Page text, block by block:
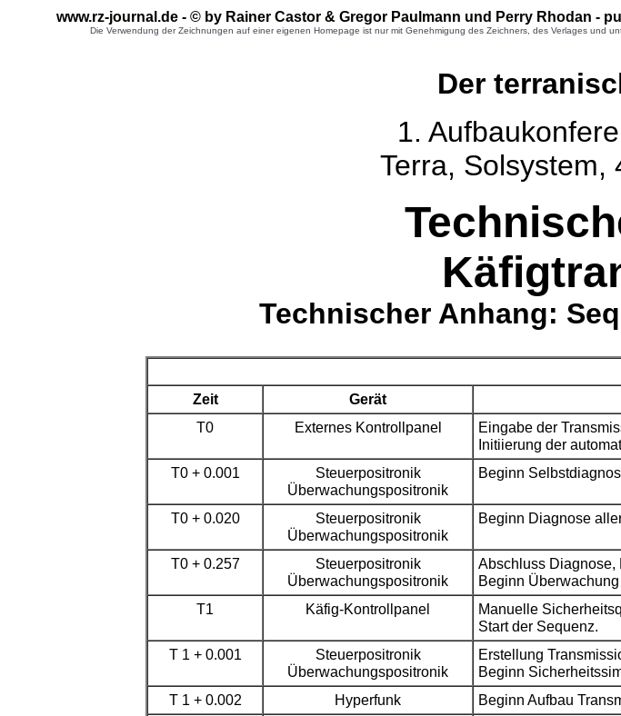
www.rz-journal.de - © by Rainer Castor & Gregor Paulmann und Perry Rhodan -
Die Verwendung der Zeichnungen auf einer eigenen Homepage ist nur mit Genehmigung des Zeichners, des Verlages und
Der
1.
Terra, Solsystem,
Technischer Anhang:
Zeit Gerät
T0
Externes Kontrollpanel
Eingabe der
Initiierung der
T0 + 0.001
Steuerpositronik
Überwachungspositronik
Beginn
T0 + 0.020
Steuerpositronik
Überwachungspositronik
Beginn Diagnose
T0 + 0.257
Steuerpositronik
Überwachungspositronik
Abschluss Diagnose,
Beginn
T1
Käfig-Kontrollpanel
Manuelle
Start der Sequenz.
T 1 + 0.001
Steuerpositronik
Überwachungspositronik
Erstellung
Beginn
T 1 + 0.002
Hyperfunk
Beginn Aufbau